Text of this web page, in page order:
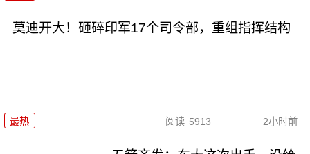
莫迪开大！砸碎印军17个司令部，重组指挥结构
最热 阅读 5913 2小时前